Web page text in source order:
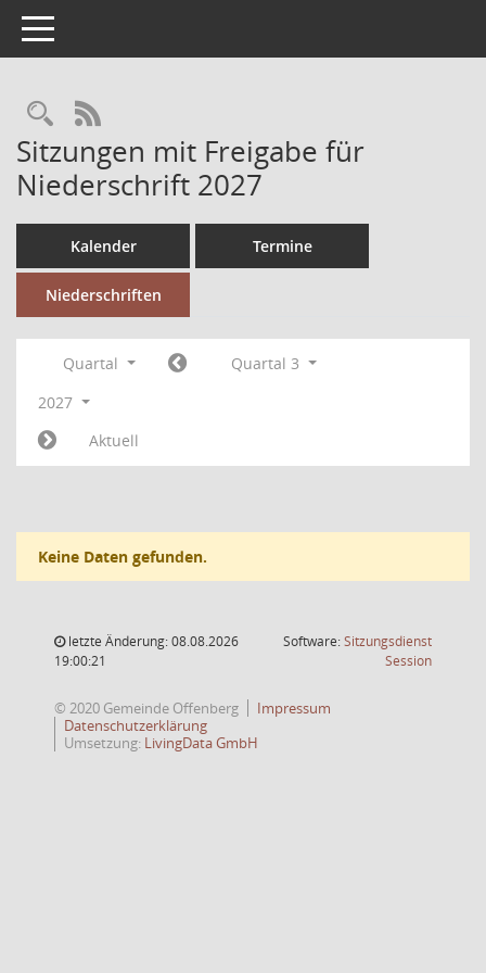
Toggle navigation
RSS-Feed
Sitzungen mit Freigabe für
Niederschrift 2027
Kalender Termine
Niederschriften
Quartal
Quartal 3
2027
Aktuell
Keine Daten gefunden.
letzte Änderung: 08.08.2026
19:00:21
Software:Sitzungsdienst
Session(Wird in
© 2020 Gemeinde Offenberg
Impressum
Datenschutzerklärung
Umsetzung: LivingData GmbH